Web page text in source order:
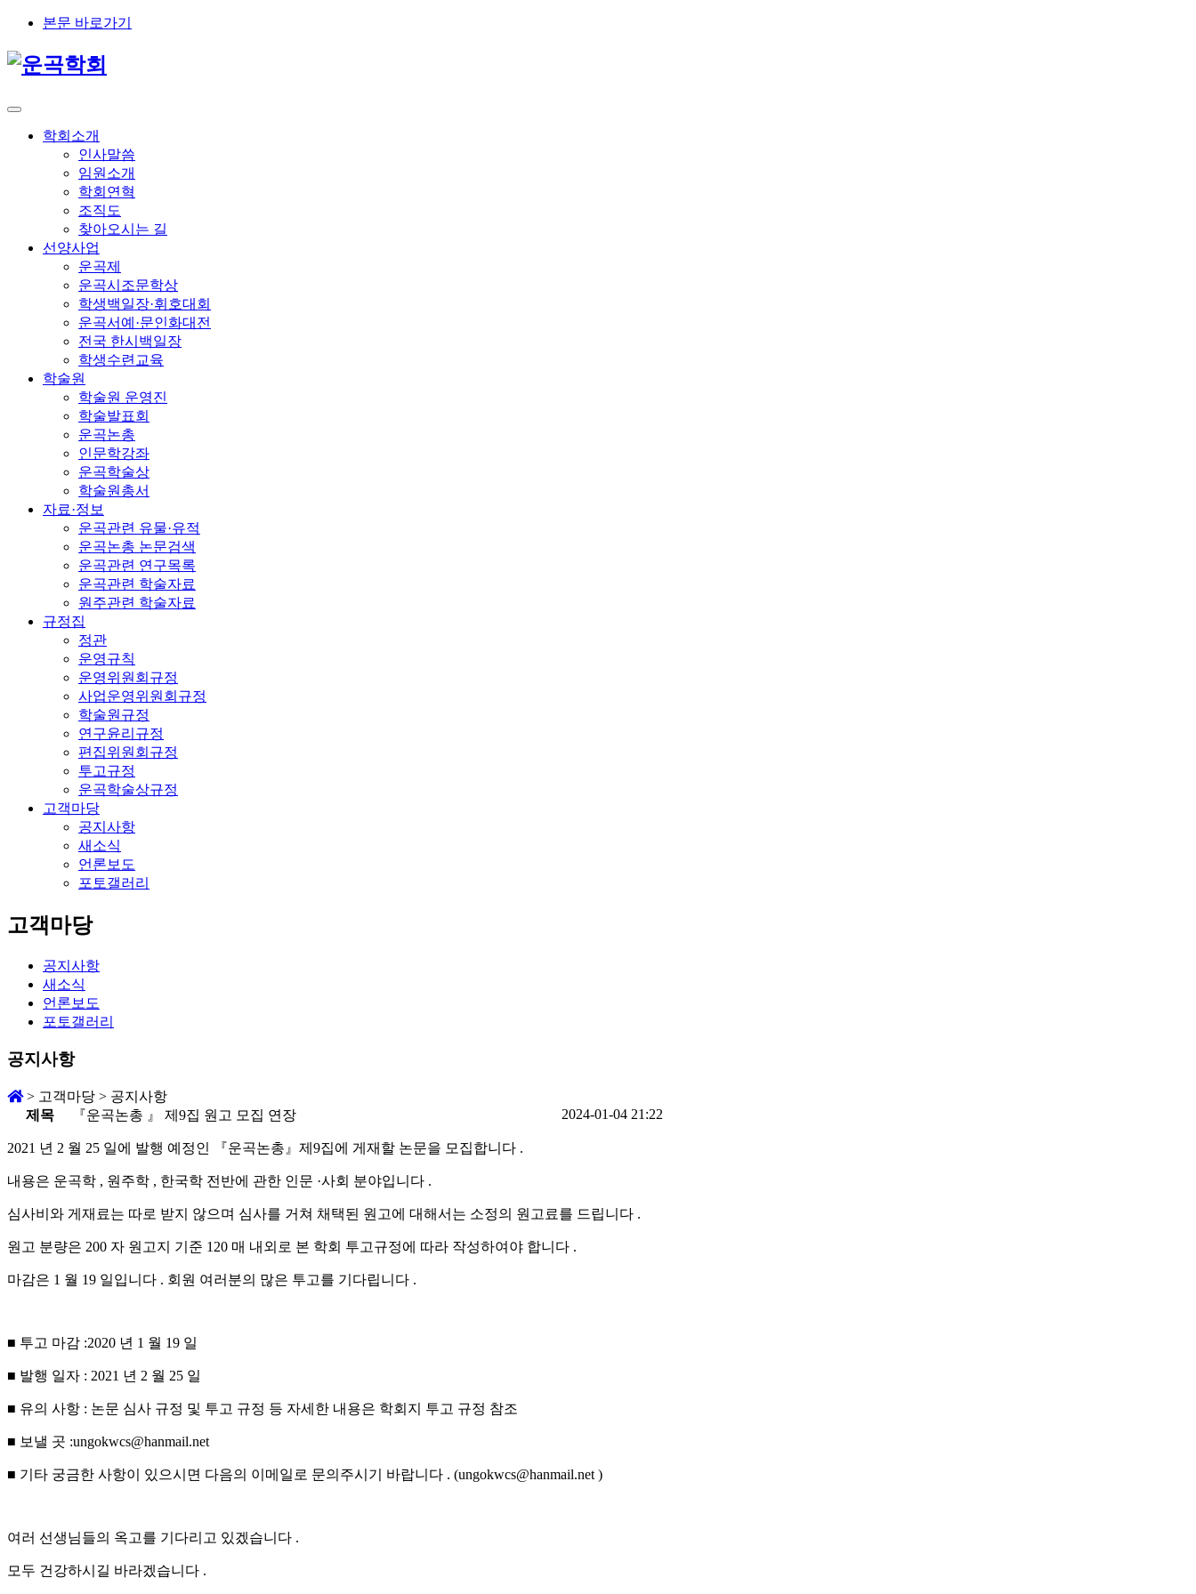
본문 바로가기
학회소개
인사말씀
임원소개
학회연혁
조직도
찾아오시는 길
선양사업
운곡제
운곡시조문학상
학생백일장·휘호대회
운곡서예·문인화대전
전국 한시백일장
학생수련교육
학술원
학술원 운영진
학술발표회
운곡논총
인문학강좌
운곡학술상
학술원총서
자료·정보
운곡관련 유물·유적
운곡논총 논문검색
운곡관련 연구목록
운곡관련 학술자료
원주관련 학술자료
규정집
정관
운영규칙
운영위원회규정
사업운영위원회규정
학술원규정
연구윤리규정
편집위원회규정
투고규정
운곡학술상규정
고객마당
공지사항
새소식
언론보도
포토갤러리
고객마당
공지사항
새소식
언론보도
포토갤러리
공지사항
> 고객마당 > 공지사항
제목
『운곡논총 』 제9집 원고 모집 연장 2024-01-04 21:22
2021 년 2 월 25 일에 발행 예정인 『운곡논총』제9집에 게재할 논문을 모집합니다 .
내용은 운곡학 , 원주학 , 한국학 전반에 관한 인문 ·사회 분야입니다 .
심사비와 게재료는 따로 받지 않으며 심사를 거쳐 채택된 원고에 대해서는 소정의 원고료를 드립니다 .
원고 분량은 200 자 원고지 기준 120 매 내외로 본 학회 투고규정에 따라 작성하여야 합니다 .
마감은 1 월 19 일입니다 . 회원 여러분의 많은 투고를 기다립니다 .
■ 투고 마감 :2020 년 1 월 19 일
■ 발행 일자 : 2021 년 2 월 25 일
■ 유의 사항 : 논문 심사 규정 및 투고 규정 등 자세한 내용은 학회지 투고 규정 참조
■ 보낼 곳 :ungokwcs@hanmail.net
■ 기타 궁금한 사항이 있으시면 다음의 이메일로 문의주시기 바랍니다 . (ungokwcs@hanmail.net )
여러 선생님들의 옥고를 기다리고 있겠습니다 .
모두 건강하시길 바라겠습니다 .